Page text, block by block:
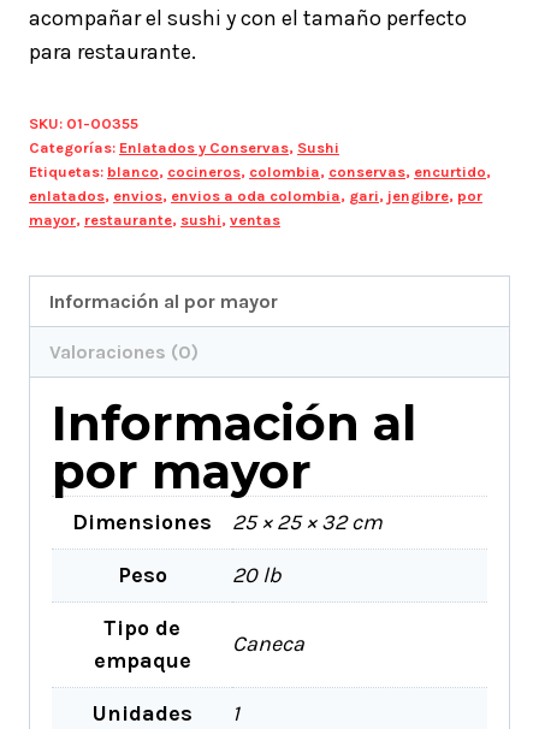
acompañar el sushi y con el tamaño perfecto
para restaurante.
SKU: 01-00355
Categorías: Enlatados y Conservas, Sushi
Etiquetas: blanco, cocineros, colombia, conservas, encurtido,
enlatados, envios, envios a oda colombia, gari, jengibre, por
mayor, restaurante, sushi, ventas
Información al por mayor
Valoraciones (0)
Información al
por mayor
Dimensiones
25 × 25 × 32 cm
Peso
20 lb
Tipo de
empaque
Caneca
Unidades 1